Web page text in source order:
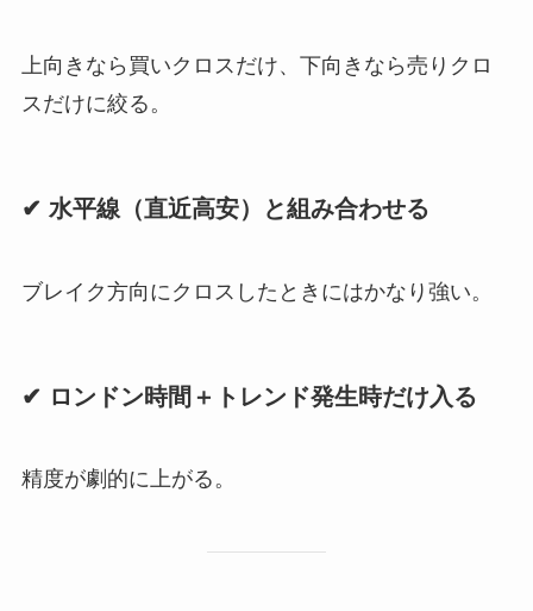
上向きなら買いクロスだけ、下向きなら売りクロ
スだけに絞る。
✔ 水平線（直近高安）と組み合わせる
ブレイク方向にクロスしたときにはかなり強い。
✔ ロンドン時間＋トレンド発生時だけ入る
精度が劇的に上がる。